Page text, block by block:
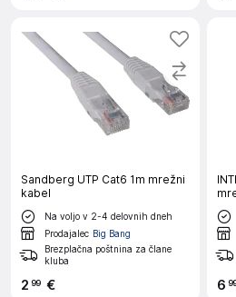
Sandberg UTP Cat6 1m mrežni
kabel
Na voljo v 2-4 delovnih dneh
Prodajalec Big Bang
Brezplačna poštnina za člane
kluba
2 99 € 6